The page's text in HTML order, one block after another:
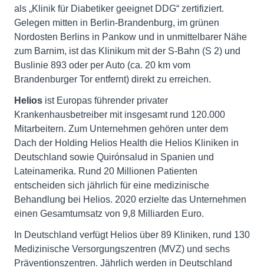
als „Klinik für Diabetiker geeignet DDG“ zertifiziert.
Gelegen mitten in Berlin-Brandenburg, im grünen
Nordosten Berlins in Pankow und in unmittelbarer Nähe
zum Barnim, ist das Klinikum mit der S-Bahn (S 2) und
Buslinie 893 oder per Auto (ca. 20 km vom
Brandenburger Tor entfernt) direkt zu erreichen.
Helios ist Europas führender privater
Krankenhausbetreiber mit insgesamt rund 120.000
Mitarbeitern. Zum Unternehmen gehören unter dem
Dach der Holding Helios Health die Helios Kliniken in
Deutschland sowie Quirónsalud in Spanien und
Lateinamerika. Rund 20 Millionen Patienten
entscheiden sich jährlich für eine medizinische
Behandlung bei Helios. 2020 erzielte das Unternehmen
einen Gesamtumsatz von 9,8 Milliarden Euro.
In Deutschland verfügt Helios über 89 Kliniken, rund 130
Medizinische Versorgungszentren (MVZ) und sechs
Präventionszentren. Jährlich werden in Deutschland